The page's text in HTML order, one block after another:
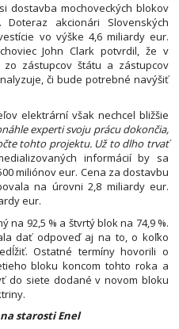
dostavba mochoveckých blokov
akcionári Slovenských
vo výške 4,6 miliardy eur.
John Clark potvrdil, že v
zástupcov štátu a zástupcov
či bude potrebné navýšiť
elektrární však nechcel bližšie
experti svoju prácu dokončia,
tohto projektu. Už to dlho trvať
informácií by sa
miliónov eur. Cena za dostavbu
na úrovni 2,8 miliardy eur.
eur.
na 92,5 % a štvrtý blok na 74,9 %.
dať odpoveď aj na to, o koľko
Ostatné termíny hovorili o
bloku koncom tohto roka a
do siete dodané v novom bloku
starosti Enel